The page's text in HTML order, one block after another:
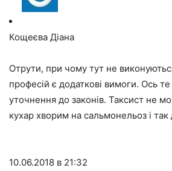
Кощеєва Діана
Отрути, при чому тут не
професій є додаткові вимоги. Ось
уточнення до законів. Таксист не
кухар хворим на сальмонельоз і так
10.06.2018 в 21:32